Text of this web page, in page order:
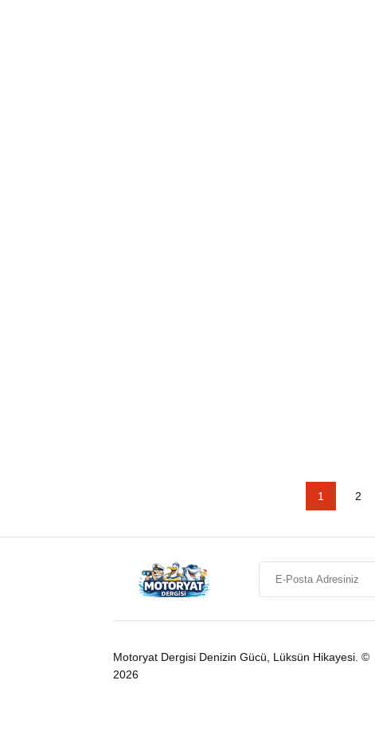
1 2
Motoryat Dergisi Denizin Gücü, Lüksün Hikayesi. ©
2026